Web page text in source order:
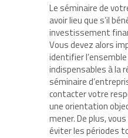
Le séminaire de
avoir lieu que s’il
investissement
Vous devez alors
identifier
indispensables à la
séminaire
contacter votre
une orientation
mener. De plus,
éviter les périodes